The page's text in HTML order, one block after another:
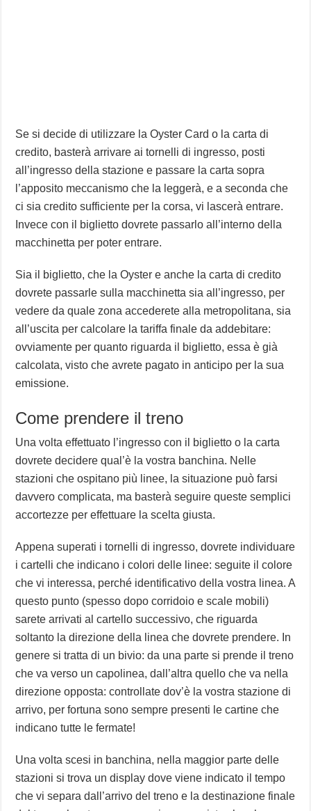
Se si decide di utilizzare la Oyster Card o la carta di
credito, basterà arrivare ai tornelli di ingresso, posti
all’ingresso della stazione e passare la carta sopra
l’apposito meccanismo che la leggerà, e a seconda che
ci sia credito sufficiente per la corsa, vi lascerà entrare.
Invece con il biglietto dovrete passarlo all’interno della
macchinetta per poter entrare.
Sia il biglietto, che la Oyster e anche la carta di credito
dovrete passarle sulla macchinetta sia all’ingresso, per
vedere da quale zona accederete alla metropolitana, sia
all’uscita per calcolare la tariffa finale da addebitare:
ovviamente per quanto riguarda il biglietto, essa è già
calcolata, visto che avrete pagato in anticipo per la sua
emissione.
Come prendere il treno
Una volta effettuato l’ingresso con il biglietto o la carta
dovrete decidere qual’è la vostra banchina. Nelle
stazioni che ospitano più linee, la situazione può farsi
davvero complicata, ma basterà seguire queste semplici
accortezze per effettuare la scelta giusta.
Appena superati i tornelli di ingresso, dovrete individuare
i cartelli che indicano i colori delle linee: seguite il colore
che vi interessa, perché identificativo della vostra linea. A
questo punto (spesso dopo corridoio e scale mobili)
sarete arrivati al cartello successivo, che riguarda
soltanto la direzione della linea che dovrete prendere. In
genere si tratta di un bivio: da una parte si prende il treno
che va verso un capolinea, dall’altra quello che va nella
direzione opposta: controllate dov’è la vostra stazione di
arrivo, per fortuna sono sempre presenti le cartine che
indicano tutte le fermate!
Una volta scesi in banchina, nella maggior parte delle
stazioni si trova un display dove viene indicato il tempo
che vi separa dall’arrivo del treno e la destinazione finale